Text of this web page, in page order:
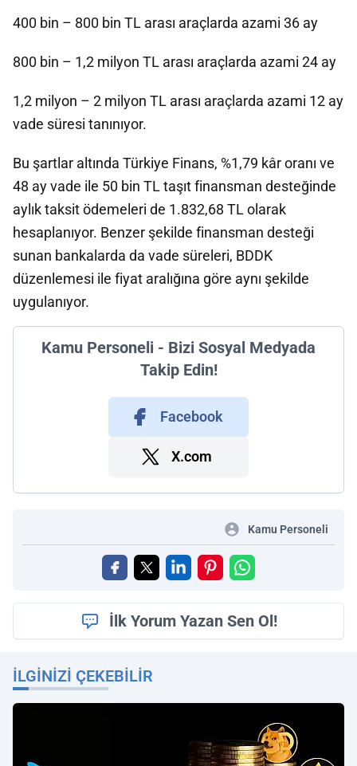
400 bin – 800 bin TL arası araçlarda azami 36 ay
800 bin – 1,2 milyon TL arası araçlarda azami 24 ay
1,2 milyon – 2 milyon TL arası araçlarda azami 12 ay
vade süresi tanınıyor.
Bu şartlar altında Türkiye Finans, %1,79 kâr oranı ve
48 ay vade ile 50 bin TL taşıt finansman desteğinde
aylık taksit ödemeleri de 1.832,68 TL olarak
hesaplanıyor. Benzer şekilde finansman desteği
sunan bankalarda da vade süreleri, BDDK
düzenlemesi ile fiyat aralığına göre aynı şekilde
uygulanıyor.
Kamu Personeli - Bizi Sosyal Medyada
Takip Edin!
Facebook
X.com
Kamu Personeli
İlk Yorum Yazan Sen Ol!
İLGINIZI ÇEKEBILIR